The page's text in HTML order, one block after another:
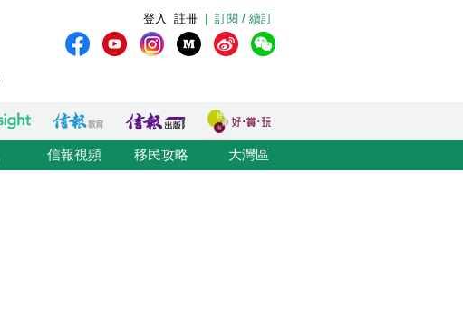
訂閱 / 續訂
註冊
登入
信報視頻 移民攻略 大灣區